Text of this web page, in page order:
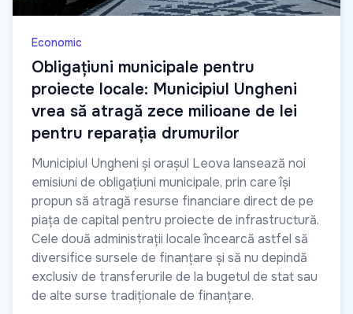
Economic
Obligațiuni municipale pentru
proiecte locale: Municipiul Ungheni
vrea să atragă zece milioane de lei
pentru reparația drumurilor
Municipiul Ungheni și orașul Leova lansează noi
emisiuni de obligațiuni municipale, prin care își
propun să atragă resurse financiare direct de pe
piața de capital pentru proiecte de infrastructură.
Cele două administrații locale încearcă astfel să
diversifice sursele de finanțare și să nu depindă
exclusiv de transferurile de la bugetul de stat sau
de alte surse tradiționale de finanțare.